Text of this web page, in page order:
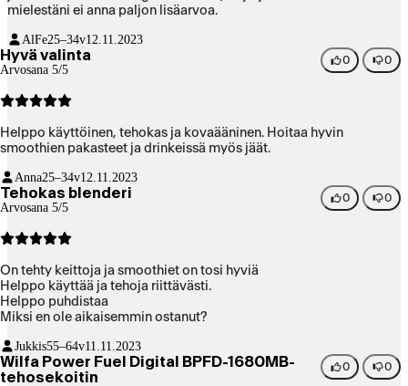
mielestäni ei anna paljon lisäarvoa.
AlFe25–34v12.11.2023
Hyvä valinta
Arvosana 5/5
0 0
Helppo käyttöinen, tehokas ja kovaääninen. Hoitaa hyvin
smoothien pakasteet ja drinkeissä myös jäät.
Anna25–34v12.11.2023
Tehokas blenderi
Arvosana 5/5
0 0
On tehty keittoja ja smoothiet on tosi hyviä
Helppo käyttää ja tehoja riittävästi.
Helppo puhdistaa
Miksi en ole aikaisemmin ostanut?
Jukkis55–64v11.11.2023
Wilfa Power Fuel Digital BPFD-1680MB-
tehosekoitin
0 0